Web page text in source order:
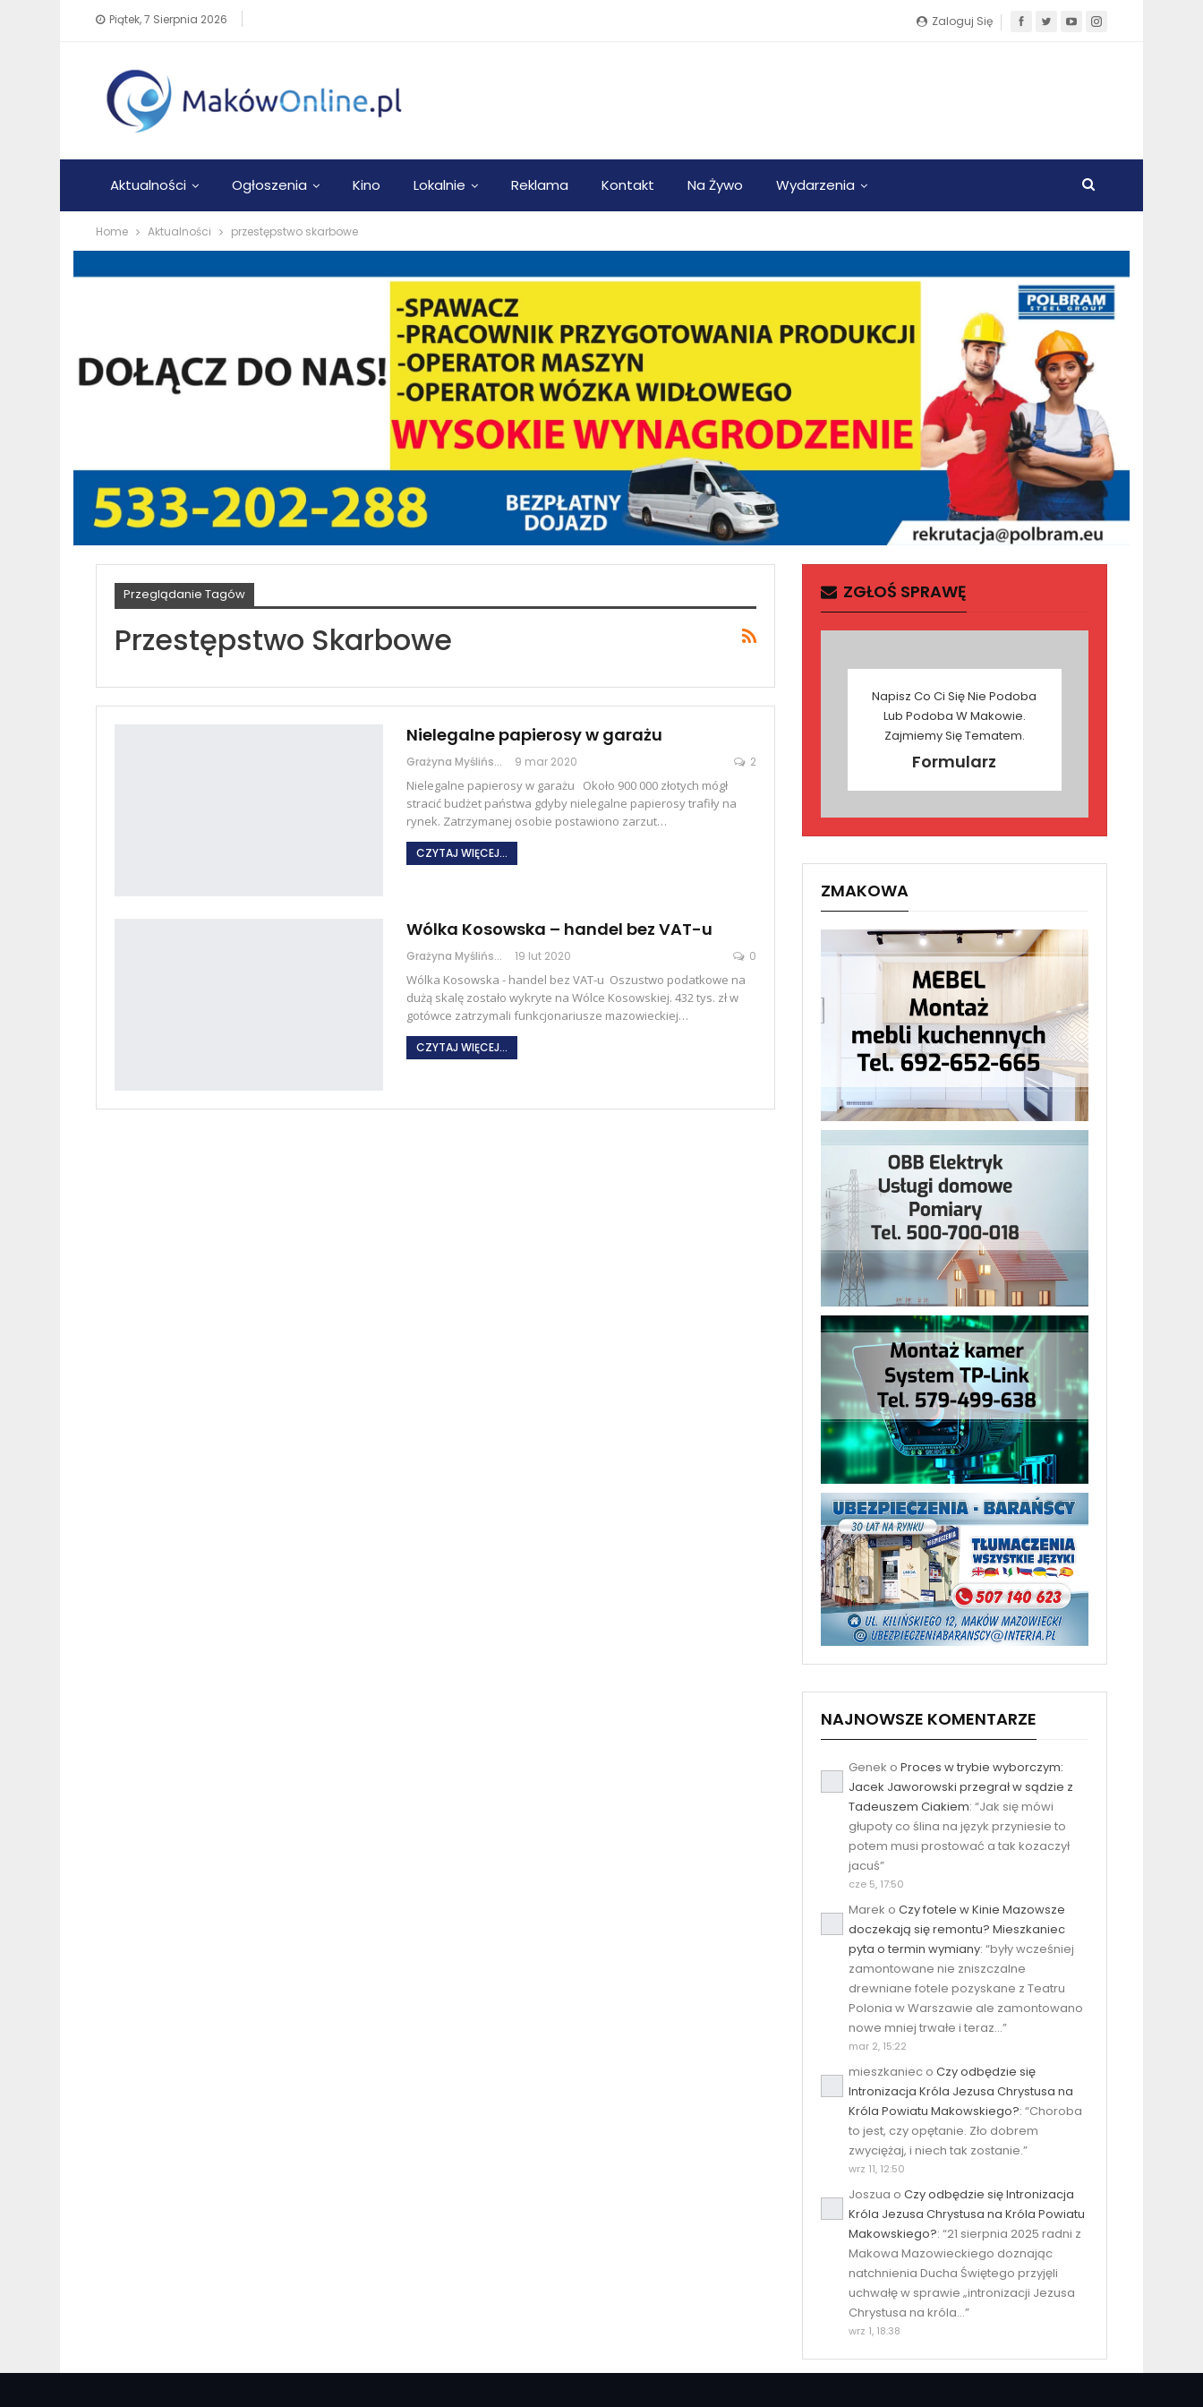
Zaloguj Się
Piątek, 7 Sierpnia 2026
Aktualności Ogłoszenia Kino Lokalnie Reklama Kontakt Na Żywo Wydarzenia
Home Aktualności przestępstwo skarbowe
Przeglądanie Tagów
Przestępstwo Skarbowe
Nielegalne papierosy w garażu
Grażyna Myślińska 9 mar 2020 2
Nielegalne papierosy w garażu Około 900 000 złotych mógł
stracić budżet państwa gdyby nielegalne papierosy trafiły na
rynek. Zatrzymanej osobie postawiono zarzut…
CZYTAJ WIĘCEJ...
Wólka Kosowska – handel bez VAT-u
Grażyna Myślińska 19 lut 2020 0
Wólka Kosowska - handel bez VAT-u Oszustwo podatkowe na
dużą skalę zostało wykryte na Wólce Kosowskiej. 432 tys. zł w
gotówce zatrzymali funkcjonariusze mazowieckiej…
CZYTAJ WIĘCEJ...
ZGŁOŚ SPRAWĘ
Napisz Co Ci Się Nie Podoba
Lub Podoba W Makowie.
Zajmiemy Się Tematem.
Formularz
ZMAKOWA
NAJNOWSZE KOMENTARZE
Genek o Proces w trybie wyborczym:
Jacek Jaworowski przegrał w sądzie z
Tadeuszem Ciakiem: “Jak się mówi
głupoty co ślina na język przyniesie to
potem musi prostować a tak kozaczył
jacuś”
cze 5, 17:50
Marek o Czy fotele w Kinie Mazowsze
doczekają się remontu? Mieszkaniec
pyta o termin wymiany: “były wcześniej
zamontowane nie zniszczalne
drewniane fotele pozyskane z Teatru
Polonia w Warszawie ale zamontowano
nowe mniej trwałe i teraz…”
mar 2, 15:22
mieszkanieco Czy odbędzie się
Intronizacja Króla Jezusa Chrystusa na
Króla Powiatu Makowskiego?: “Choroba
to jest, czy opętanie. Zło dobrem
zwyciężaj, i niech tak zostanie.”
wrz 11, 12:50
Joszua o Czy odbędzie się Intronizacja
Króla Jezusa Chrystusa na Króla Powiatu
Makowskiego?: “21 sierpnia 2025 radni z
Makowa Mazowieckiego doznając
natchnienia Ducha Świętego przyjęli
uchwałę w sprawie „intronizacji Jezusa
Chrystusa na króla…”
wrz 1, 18:38